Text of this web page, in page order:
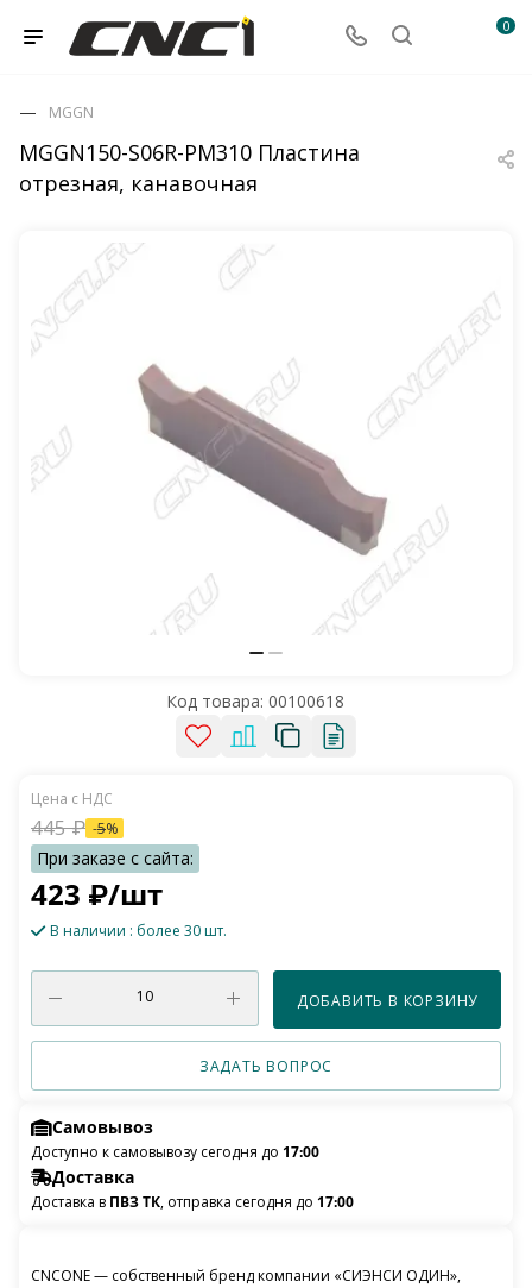
0
MGGN150-S06R-PM310 Пластина
отрезная, канавочная
MGGN
Код товара: 00100618
423 ₽/шт
445₽ -5%
В наличии : более 30 шт.
ДОБАВИТЬ В КОРЗИНУ
ЗАДАТЬ ВОПРОС
Самовывоз
Доступно к самовывозу сегодня до 17:00
Доставка
Доставка в ПВЗ ТК, отправка сегодня до 17:00
CNCONE — собственный бренд компании «СИЭНСИ ОДИН»,